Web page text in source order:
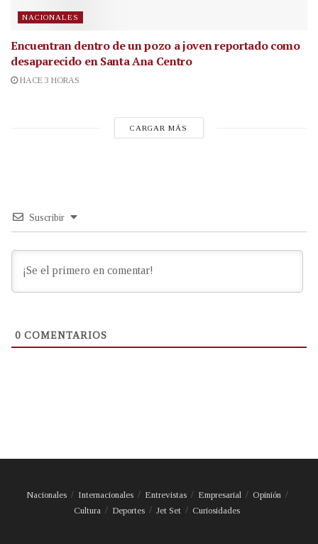
NACIONALES
Encuentran dentro de un pozo a joven reportado como
desaparecido en Santa Ana Centro
HACE 3 HORAS
CARGAR MÁS
Suscribir
0 COMENTARIOS
Nacionales Internacionales Entrevistas Empresarial
Opinión
Cultura
Deportes Jet Set Curiosidades